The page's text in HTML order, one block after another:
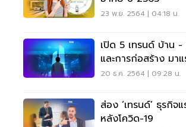
23 พ.ย. 2564 | 04:18 น.
เปิด 5 เทรนด์ บ้าน
และการก่อสร้าง มา
2022
20 ธ.ค. 2564 | 09:28 น.
ส่อง ‘เทรนด์’ ธุรกิจ
หลังโควิด-19